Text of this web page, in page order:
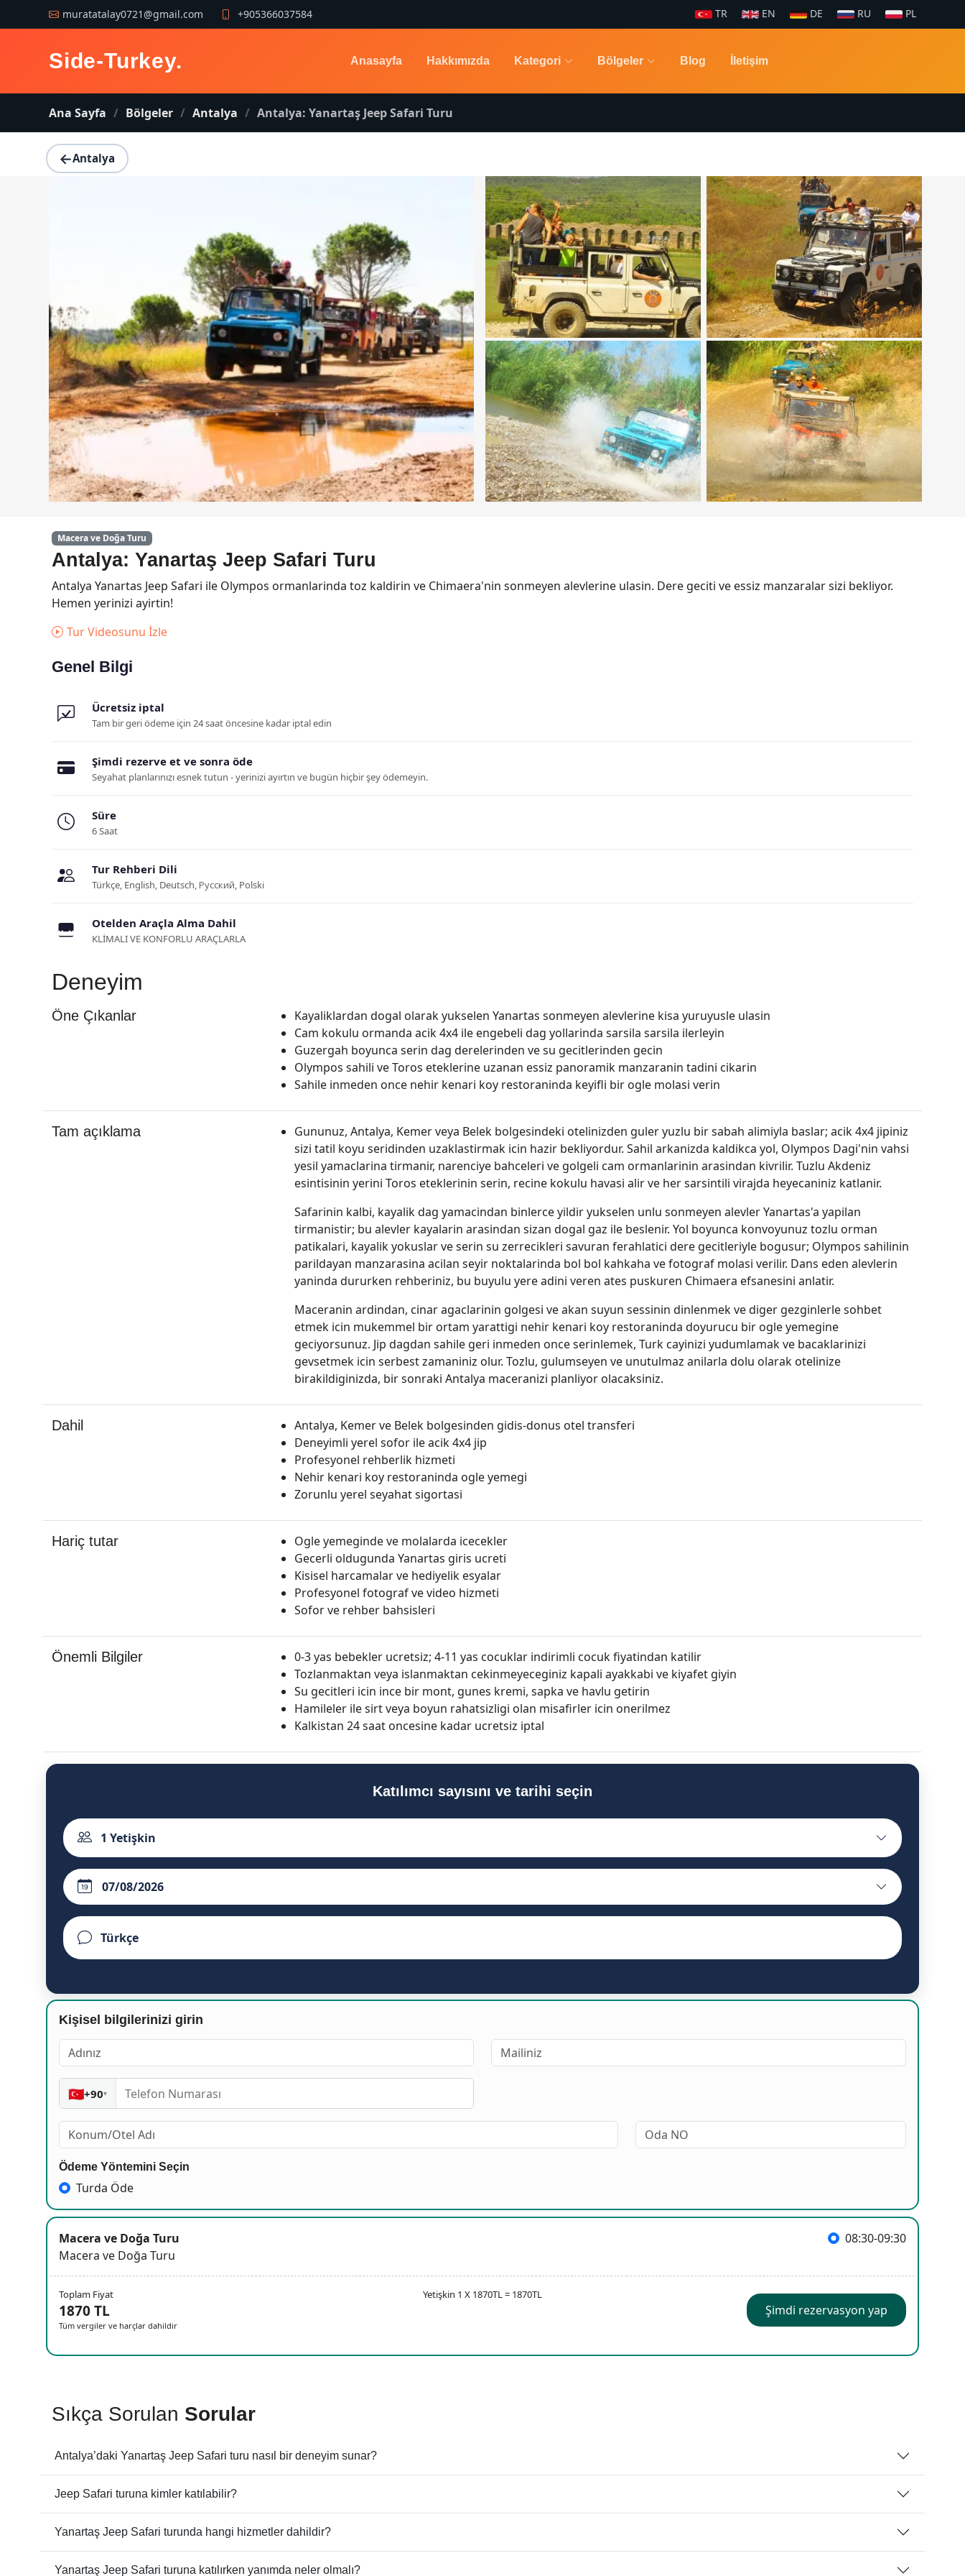
muratatalay0721@gmail.com +905366037584 TR EN DE RU PL
Side-Turkey. Anasayfa Hakkımızda Kategori Bölgeler Blog İletişim
Ana Sayfa Bölgeler Antalya Antalya: Yanartaş Jeep Safari Turu
←Antalya
Macera ve Doğa Turu
Antalya: Yanartaş Jeep Safari Turu
Antalya Yanartas Jeep Safari ile Olympos ormanlarinda toz kaldirin ve Chimaera'nin sonmeyen alevlerine ulasin. Dere geciti ve essiz manzaralar sizi bekliyor.
Hemen yerinizi ayirtin!
Tur Videosunu İzle
Genel Bilgi
Ücretsiz iptal
Tam bir geri ödeme için 24 saat öncesine kadar iptal edin
Şimdi rezerve et ve sonra öde
Seyahat planlarınızı esnek tutun - yerinizi ayırtın ve bugün hiçbir şey ödemeyin.
Süre
6 Saat
Tur Rehberi Dili
Türkçe, English, Deutsch, Русский, Polski
Otelden Araçla Alma Dahil
KLİMALI VE KONFORLU ARAÇLARLA
Deneyim
Öne Çıkanlar
Kayaliklardan dogal olarak yukselen Yanartas sonmeyen alevlerine kisa yuruyusle ulasin
Cam kokulu ormanda acik 4x4 ile engebeli dag yollarinda sarsila sarsila ilerleyin
Guzergah boyunca serin dag derelerinden ve su gecitlerinden gecin
Olympos sahili ve Toros eteklerine uzanan essiz panoramik manzaranin tadini cikarin
Sahile inmeden once nehir kenari koy restoraninda keyifli bir ogle molasi verin
Tam açıklama
Gununuz, Antalya, Kemer veya Belek bolgesindeki otelinizden guler yuzlu bir sabah alimiyla baslar; acik 4x4 jipiniz
sizi tatil koyu seridinden uzaklastirmak icin hazir bekliyordur. Sahil arkanizda kaldikca yol, Olympos Dagi'nin vahsi
yesil yamaclarina tirmanir, narenciye bahceleri ve golgeli cam ormanlarinin arasindan kivrilir. Tuzlu Akdeniz
esintisinin yerini Toros eteklerinin serin, recine kokulu havasi alir ve her sarsintili virajda heyecaniniz katlanir.
Safarinin kalbi, kayalik dag yamacindan binlerce yildir yukselen unlu sonmeyen alevler Yanartas'a yapilan
tirmanistir; bu alevler kayalarin arasindan sizan dogal gaz ile beslenir. Yol boyunca konvoyunuz tozlu orman
patikalari, kayalik yokuslar ve serin su zerrecikleri savuran ferahlatici dere gecitleriyle bogusur; Olympos sahilinin
parildayan manzarasina acilan seyir noktalarinda bol bol kahkaha ve fotograf molasi verilir. Dans eden alevlerin
yaninda dururken rehberiniz, bu buyulu yere adini veren ates puskuren Chimaera efsanesini anlatir.
Maceranin ardindan, cinar agaclarinin golgesi ve akan suyun sessinin dinlenmek ve diger gezginlerle sohbet
etmek icin mukemmel bir ortam yarattigi nehir kenari koy restoraninda doyurucu bir ogle yemegine
geciyorsunuz. Jip dagdan sahile geri inmeden once serinlemek, Turk cayinizi yudumlamak ve bacaklarinizi
gevsetmek icin serbest zamaniniz olur. Tozlu, gulumseyen ve unutulmaz anilarla dolu olarak otelinize
birakildiginizda, bir sonraki Antalya maceranizi planliyor olacaksiniz.
Dahil
Antalya, Kemer ve Belek bolgesinden gidis-donus otel transferi
Deneyimli yerel sofor ile acik 4x4 jip
Profesyonel rehberlik hizmeti
Nehir kenari koy restoraninda ogle yemegi
Zorunlu yerel seyahat sigortasi
Hariç tutar
Ogle yemeginde ve molalarda icecekler
Gecerli oldugunda Yanartas giris ucreti
Kisisel harcamalar ve hediyelik esyalar
Profesyonel fotograf ve video hizmeti
Sofor ve rehber bahsisleri
Önemli Bilgiler
0-3 yas bebekler ucretsiz; 4-11 yas cocuklar indirimli cocuk fiyatindan katilir
Tozlanmaktan veya islanmaktan cekinmeyeceginiz kapali ayakkabi ve kiyafet giyin
Su gecitleri icin ince bir mont, gunes kremi, sapka ve havlu getirin
Hamileler ile sirt veya boyun rahatsizligi olan misafirler icin onerilmez
Kalkistan 24 saat oncesine kadar ucretsiz iptal
Katılımcı sayısını ve tarihi seçin
1 Yetişkin
Kişisel bilgilerinizi girin
🇹🇷+90▾
Ödeme Yöntemini Seçin
Turda Öde
Macera ve Doğa Turu
Macera ve Doğa Turu
08:30-09:30
Toplam Fiyat
1870 TL
Tüm vergiler ve harçlar dahildir
Yetişkin 1 X 1870TL = 1870TL
Şimdi rezervasyon yap
Sıkça Sorulan Sorular
Antalya’daki Yanartaş Jeep Safari turu nasıl bir deneyim sunar?
Jeep Safari turuna kimler katılabilir?
Yanartaş Jeep Safari turunda hangi hizmetler dahildir?
Yanartaş Jeep Safari turuna katılırken yanımda neler olmalı?